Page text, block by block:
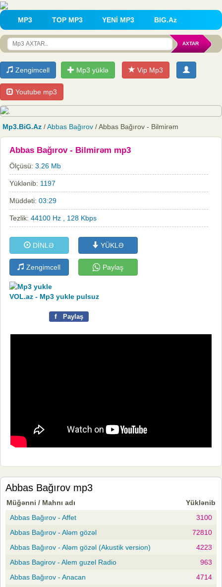
MP3 TOP MP3 YENİ MP3 BIG.Az
Zengimcell Mp3 yüklə Vip Mp3
Youtube mp3
Mp3.BiG.Az /Abbas Bağırov / Abbas Bağırov - Bilmirəm
Abbas Bağırov - Bilmirəm mp3
Ölçüsü: 3.26 Mb
Yüklənib: 1197
Müddəti: 03:29
Tezlik: 44100 Hz , 128 Kbps
DİNLƏ YÜKLƏ
Zengimcell Paylaş
VOL.az - Mp3 yukle pulsuz
f Paylaş
Abbas Bağırov mp3
Müğənni / Mahnı adı
Yüklənib
Abbas Bağırov - Affet
3100
Abbas Bağırov - Aləm gözəl
72810
Abbas Bağırov - Aləm gözəl (Akustik version)
4223
Abbas Bagirov - Alem guzel Radio
963
Abbas Bağırov - Anacan
4714